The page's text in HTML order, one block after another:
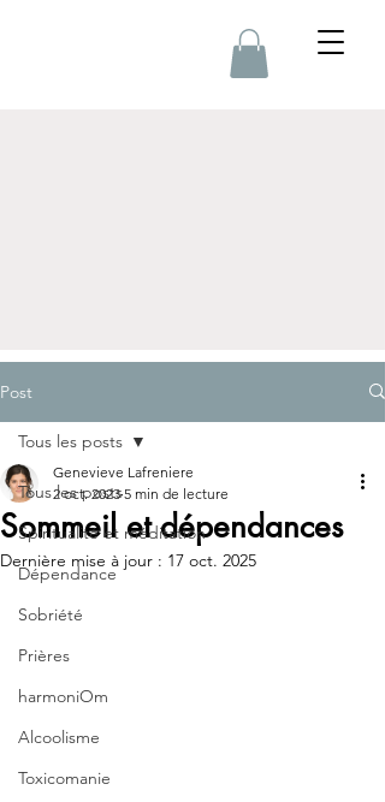
Post
Tous les posts
Spiritualité et méditation
Dépendance
Sobriété
Prières
harmoniOm
Alcoolisme
Toxicomanie
Tous les posts
Sommeil et dépendances
Genevieve Lafreniere
2 oct. 2023 5 min de lecture
Dernière mise à jour : 17 oct. 2025